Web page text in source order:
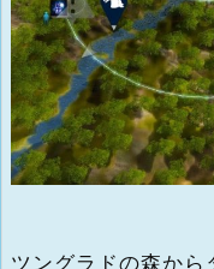
ツングラドの森か